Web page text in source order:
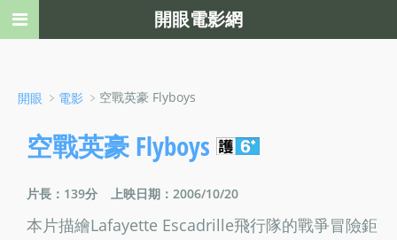
開眼 ﹥ 電影 ﹥空戰英豪 Flyboys
空戰英豪 Flyboys
片長：139分 上映日期：2006/10/20
本片描繪Lafayette Escadrille飛行隊的戰爭冒險鉅
開眼電影網